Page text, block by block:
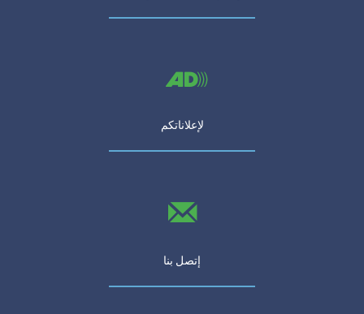
لإعلاناتكم
إتصل بنا